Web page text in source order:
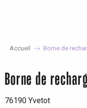
Accueil Borne de
Borne de
76190 Yvetot